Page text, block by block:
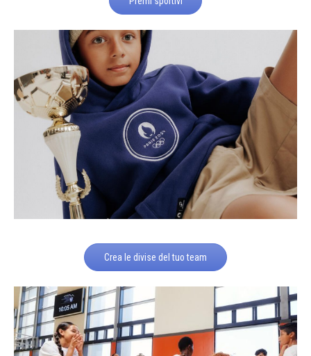
Crea le divise del tuo team